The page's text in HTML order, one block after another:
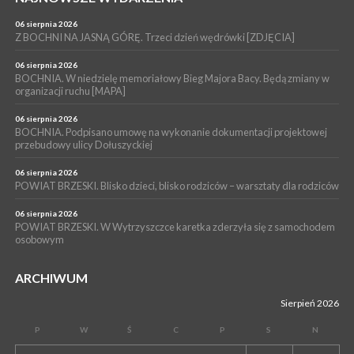
WYDARZENIA
BOCHNIA. Rusza Gospelowe Lato. To będą cztery dni radosnej
muzyki [PROGRAM KONCERTÓW]
06 sierpnia 2026
Z BOCHNI NA JASNĄ GÓRĘ. Trzeci dzień wędrówki [ZDJĘCIA]
06 sierpnia 2026
BOCHNIA. W niedzielę memoriałowy Bieg Majora Bacy. Będą zmiany w
organizacji ruchu [MAPA]
06 sierpnia 2026
BOCHNIA. Podpisano umowę na wykonanie dokumentacji projektowej
przebudowy ulicy Dołuszyckiej
06 sierpnia 2026
POWIAT BRZESKI. Blisko dzieci, blisko rodziców – warsztaty dla rodziców
06 sierpnia 2026
POWIAT BRZESKI. W Wytrzyszczce karetka zderzyła się z samochodem
osobowym
ARCHIWUM
Sierpień 2026
P W Ś C P S N